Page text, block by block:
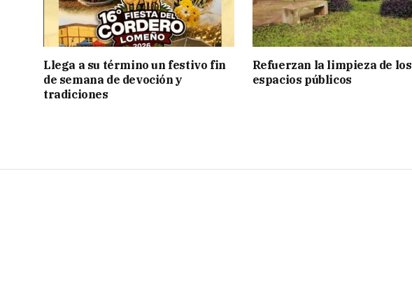
Llega a su término un festivo fin
de semana de devoción y
tradiciones
Refuerzan la limpieza de los
espacios públicos